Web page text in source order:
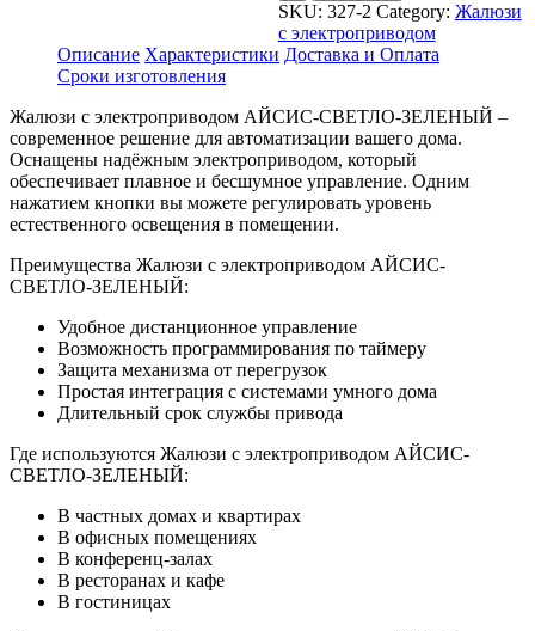
SKU: 327-2 Category: Жалюзи
с электроприводом
Описание Характеристики Доставка и Оплата
Сроки изготовления
Жалюзи с электроприводом АЙСИС-СВЕТЛО-ЗЕЛЕНЫЙ –
современное решение для автоматизации вашего дома.
Оснащены надёжным электроприводом, который
обеспечивает плавное и бесшумное управление. Одним
нажатием кнопки вы можете регулировать уровень
естественного освещения в помещении.
Преимущества Жалюзи с электроприводом АЙСИС-
СВЕТЛО-ЗЕЛЕНЫЙ:
Удобное дистанционное управление
Возможность программирования по таймеру
Защита механизма от перегрузок
Простая интеграция с системами умного дома
Длительный срок службы привода
Где используются Жалюзи с электроприводом АЙСИС-
СВЕТЛО-ЗЕЛЕНЫЙ:
В частных домах и квартирах
В офисных помещениях
В конференц-залах
В ресторанах и кафе
В гостиницах